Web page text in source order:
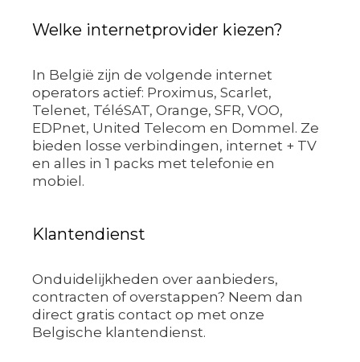
Welke internetprovider kiezen?
In België zijn de volgende internet
operators actief: Proximus, Scarlet,
Telenet, TéléSAT, Orange, SFR, VOO,
EDPnet, United Telecom en Dommel. Ze
bieden losse verbindingen, internet + TV
en alles in 1 packs met telefonie en
mobiel.
Klantendienst
Onduidelijkheden over aanbieders,
contracten of overstappen? Neem dan
direct gratis contact op met onze
Belgische klantendienst.